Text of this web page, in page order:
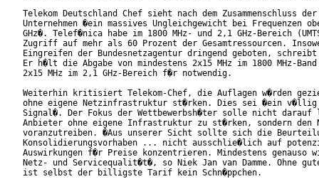
Telekom Deutschland Chef sieht nach dem Zusammenschluss
Unternehmen �ein massives Ungleichgewicht bei Frequenzen
GHz�. Telef�nica habe im 1800 MHz- und 2,1 GHz-Bereich
Zugriff auf mehr als 60 Prozent der Gesamtressourcen.
Eingreifen der Bundesnetzagentur dringend geboten, schreibt
Er h�lt die Abgabe von mindestens 2x15 MHz im 1800 MHz-
2x15 MHz im 2,1 GHz-Bereich f�r notwendig.
Weiterhin kritisiert Telekom-Chef, die Auflagen w�rden
ohne eigene Netzinfrastruktur st�rken. Dies sei �ein v�llig
Signal�. Der Fokus der Wettbewerbsh�ter solle nicht darauf
Anbieter ohne eigene Infrastruktur zu st�rken, sondern den
voranzutreiben. �Aus unserer Sicht sollte sich die
Konsolidierungsvorhaben ... nicht ausschlie�lich auf
Auswirkungen f�r Preise konzentrieren. Mindestens genauso
Netz- und Servicequalit�t�, so Niek Jan van Damme. Ohne
ist selbst der billigste Tarif kein Schn�ppchen.